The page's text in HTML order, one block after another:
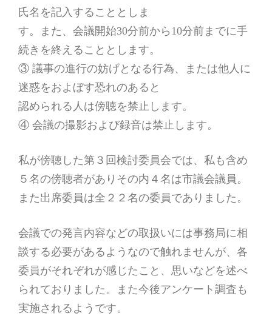
氏名を記入することとしま
す。また、会議開始30分前から10分前までに手
続きを終えることとします。
③ 議事の進行の妨げとなる行為、または他人に
迷惑をおよぼす恐れのあると
認められる人は傍聴を禁止します。
④ 会議の撮影および録音は禁止します。
私が傍聴した第３回検討委員会では、私も含め
５名の傍聴者がありその内４名は市議会議員。
また出席委員は全２２名の委員でありました。
会議での発言内容などの取扱いには事務局に相
談する必要があるようなので触れませんが、各
委員がそれぞれが感じたこと、思いなどを述べ
られておりました。また今後アンケート調査も
実施されるようです。